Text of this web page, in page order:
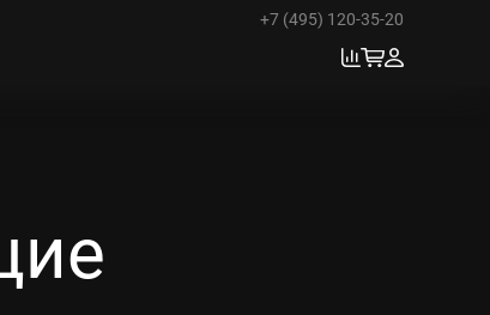
+7 (495) 120-35-20